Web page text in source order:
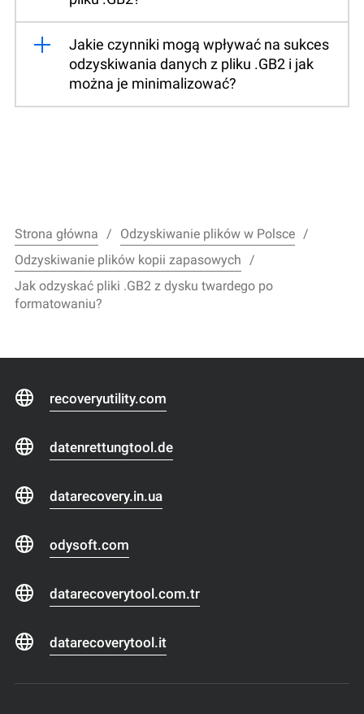
Jakie czynniki mogą wpływać na sukces
odzyskiwania danych z pliku .GB2 i jak
można je minimalizować?
Strona główna
Odzyskiwanie plików w Polsce
Odzyskiwanie plików kopii zapasowych
Jak odzyskać pliki .GB2 z dysku twardego po
formatowaniu?
recoveryutility.com
datenrettungtool.de
datarecovery.in.ua
odysoft.com
datarecoverytool.com.tr
datarecoverytool.it